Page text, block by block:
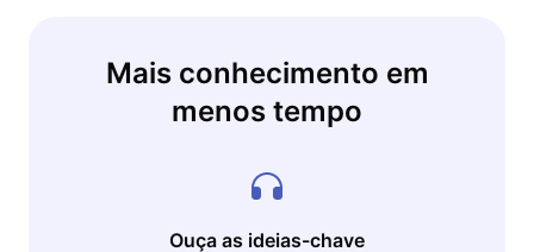
Mais conhecimento em
menos tempo
Ouça as ideias-chave